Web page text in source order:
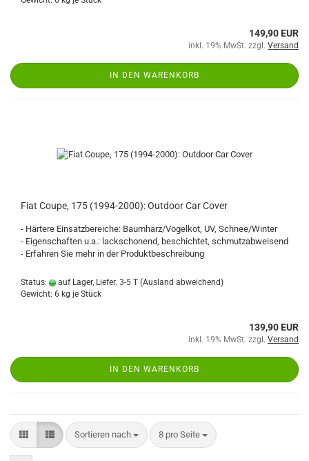
149,90 EUR
inkl. 19% MwSt. zzgl. Versand
IN DEN WARENKORB
Fiat Coupe, 175 (1994-2000): Outdoor Car Cover
- Härtere Einsatzbereiche: Baumharz/Vogelkot, UV, Schnee/Winter
- Eigenschaften u.a.: lackschonend, beschichtet, schmutzabweisend
- Erfahren Sie mehr in der Produktbeschreibung
Status: auf Lager, Liefer. 3-5 T (Ausland abweichend)
Gewicht: 6 kg je Stück
139,90 EUR
inkl. 19% MwSt. zzgl. Versand
IN DEN WARENKORB
Sortieren nach 8 pro Seite